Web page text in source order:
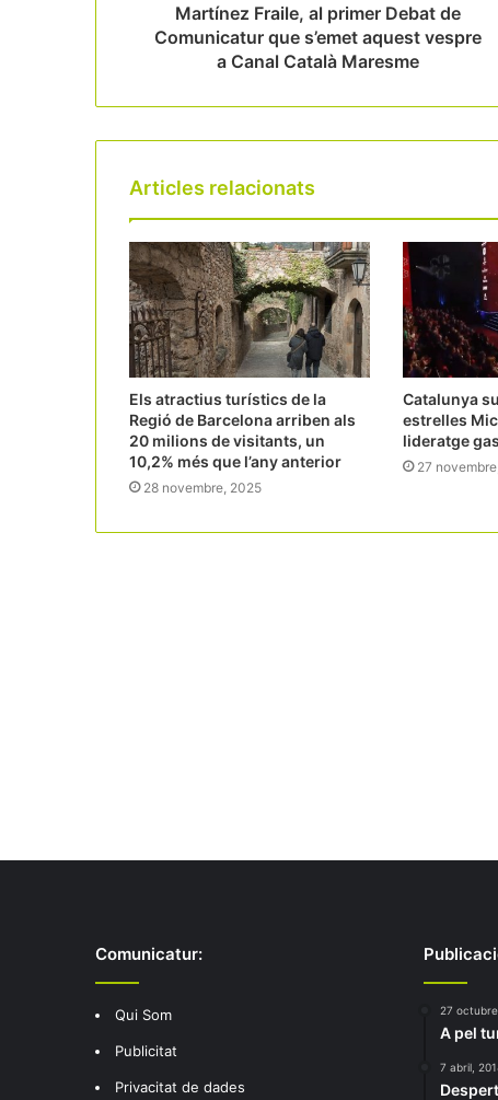
Martínez Fraile, al primer Debat de
Comunicatur que s’emet aquest vespre
a Canal Català Maresme
Articles relacionats
Els atractius turístics de la
Regió de Barcelona arriben als
20 milions de visitants, un
10,2% més que l’any anterior
28 novembre, 2025
Catalunya
estrelles
lideratge
27
Comunicatur:
Qui Som
Publicitat
Privacitat de dades
27
A pel
7 abril,